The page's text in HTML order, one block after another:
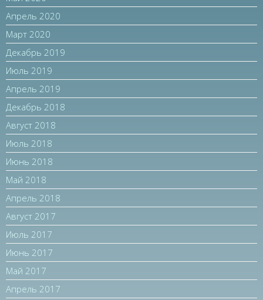
Апрель 2020
Март 2020
Декабрь 2019
Июль 2019
Апрель 2019
Декабрь 2018
Август 2018
Июль 2018
Июнь 2018
Май 2018
Апрель 2018
Август 2017
Июль 2017
Июнь 2017
Май 2017
Апрель 2017